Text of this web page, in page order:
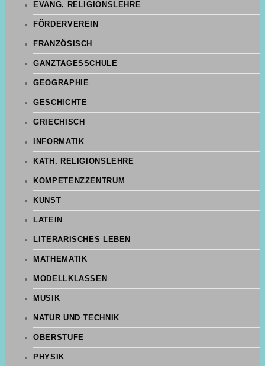
EVANG. RELIGIONSLEHRE
FÖRDERVEREIN
FRANZÖSISCH
GANZTAGESSCHULE
GEOGRAPHIE
GESCHICHTE
GRIECHISCH
INFORMATIK
KATH. RELIGIONSLEHRE
KOMPETENZZENTRUM
KUNST
LATEIN
LITERARISCHES LEBEN
MATHEMATIK
MODELLKLASSEN
MUSIK
NATUR UND TECHNIK
OBERSTUFE
PHYSIK